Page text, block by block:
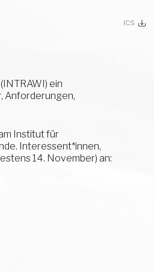
ein
Anforderungen,
Institut für
Interessent*innen,
14. November) an:
ICS